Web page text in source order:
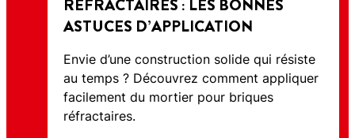
RÉFRACTAIRES : LES BONNES
ASTUCES D’APPLICATION
Envie d’une construction solide qui résiste
au temps ? Découvrez comment appliquer
facilement du mortier pour briques
réfractaires.